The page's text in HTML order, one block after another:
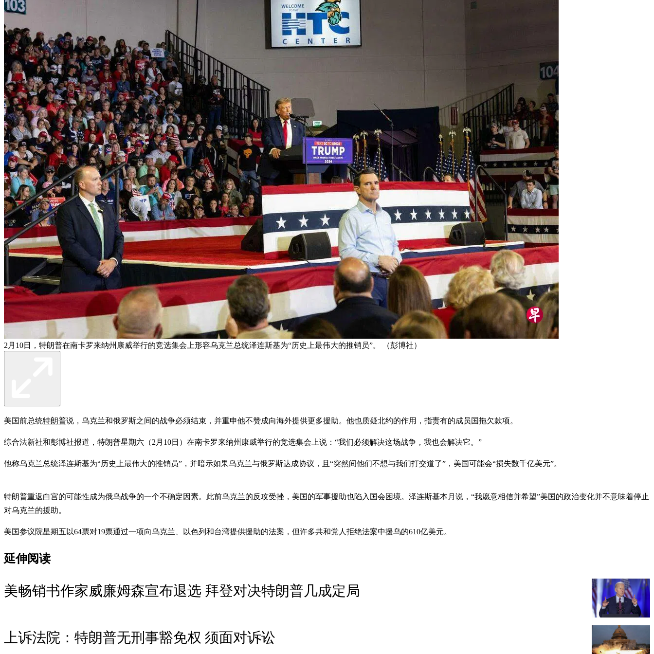
2月10日，特朗普在南卡罗来纳州康威举行的竞选集会上形容乌克兰总统泽连斯基为“历史上最伟大的推销员”。 （彭博社）
美国前总统特朗普说，乌克兰和俄罗斯之间的战争必须结束，并重申他不赞成向海外提供更多援助。他也质疑北约的作用，指责有的成员国拖欠款项。
综合法新社和彭博社报道，特朗普星期六（2月10日）在南卡罗来纳州康威举行的竞选集会上说：“我们必须解决这场战争，我也会解决它。”
他称乌克兰总统泽连斯基为“历史上最伟大的推销员”，并暗示如果乌克兰与俄罗斯达成协议，且“突然间他们不想与我们打交道了”，美国可能会“损失数千亿美元”。
特朗普重返白宫的可能性成为俄乌战争的一个不确定因素。此前乌克兰的反攻受挫，美国的军事援助也陷入国会困境。泽连斯基本月说，“我愿意相信并希望”美国的政治变化并不意味着停止
对乌克兰的援助。
美国参议院星期五以64票对19票通过一项向乌克兰、以色列和台湾提供援助的法案，但许多共和党人拒绝法案中援乌的610亿美元。
延伸阅读
美畅销书作家威廉姆森宣布退选 拜登对决特朗普几成定局
上诉法院：特朗普无刑事豁免权 须面对诉讼